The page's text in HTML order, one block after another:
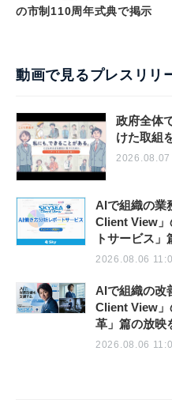
の市制110周年式典で掲示
動画で見るプレスリリ
政府全体
けた取組
2026.08.07
AIで組織の業
Client View」
トサービス」
2026.08.06
AIで組織の改
Client View」
革」篇の放映
2026.08.06